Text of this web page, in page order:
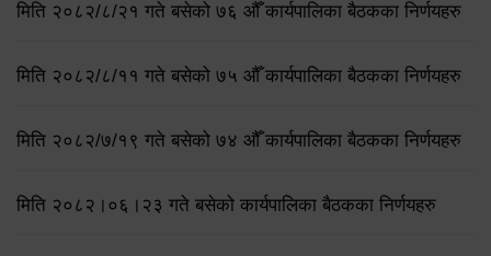
मिति २०८२/८/२१ गते बसेको ७६ औँ कार्यपालिका बैठकका निर्णयहरु
मिति २०८२/८/११ गते बसेको ७५ औँ कार्यपालिका बैठकका निर्णयहरु
मिति २०८२/७/१९ गते बसेको ७४ औँ कार्यपालिका बैठकका निर्णयहरु
मिति २०८२।०६।२३ गते बसेको कार्यपालिका बैठकका निर्णयहरु